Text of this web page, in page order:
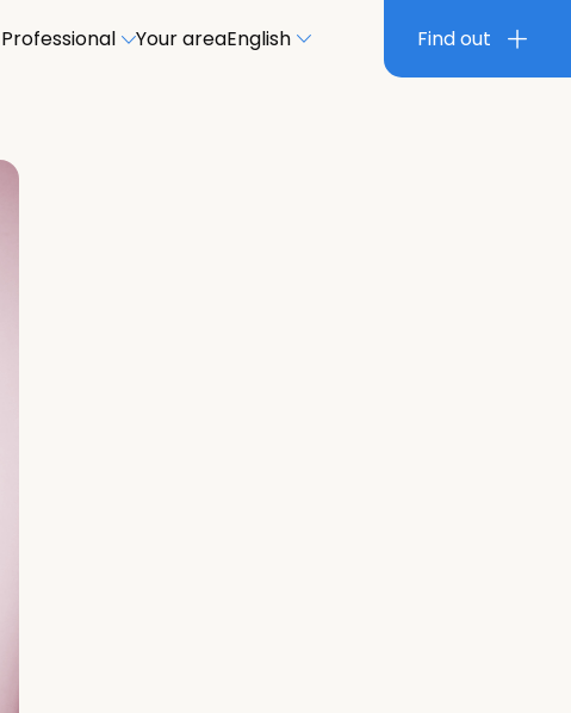
Professional Your areaEnglish Find out